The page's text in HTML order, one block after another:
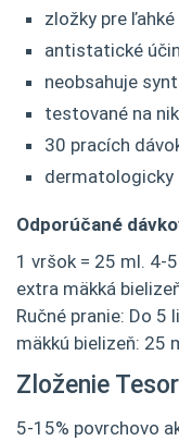
zložky pre ľahké
antistatické
neobsahuje
testované na
30 pracích
dermatologicky
Odporúčané
1 vršok = 25 ml. 4-
extra mäkká
Ručné pranie: Do
mäkkú bielizeň: 25
Zloženie
5-15% povrchovo